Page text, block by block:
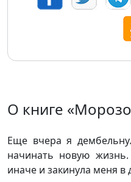
О книге
Еще вчера я
начинать новую
иначе и закинула меня в